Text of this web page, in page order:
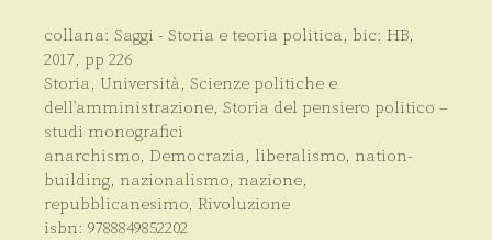
collana: Saggi - Storia e teoria politica, bic: HB,
2017, pp 226
Storia, Università, Scienze politiche e
dell’amministrazione, Storia del pensiero politico –
studi monografici
anarchismo, Democrazia, liberalismo, nation-
building, nazionalismo, nazione,
repubblicanesimo, Rivoluzione
isbn: 9788849852202